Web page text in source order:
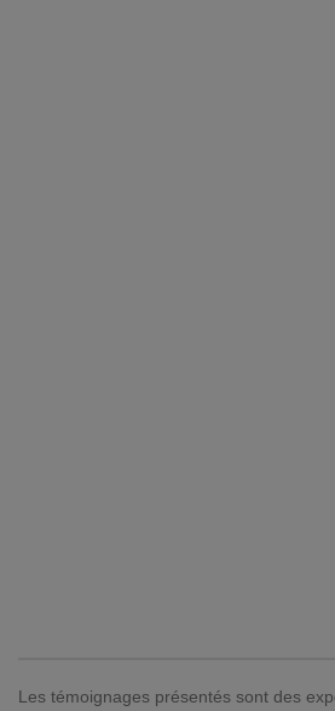
Les témoignages présentés sont des